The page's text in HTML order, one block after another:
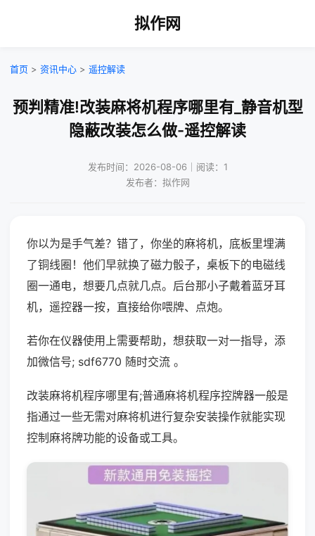
拟作网
首页 > 资讯中心 > 遥控解读
预判精准!改装麻将机程序哪里有_静音机型
隐蔽改装怎么做-遥控解读
发布时间：2026-08-06｜阅读：1
发布者：拟作网
你以为是手气差？错了，你坐的麻将机，底板里埋满
了铜线圈！他们早就换了磁力骰子，桌板下的电磁线
圈一通电，想要几点就几点。后台那小子戴着蓝牙耳
机，遥控器一按，直接给你喂牌、点炮。
若你在仪器使用上需要帮助，想获取一对一指导，添
加微信号; sdf6770 随时交流 。
改装麻将机程序哪里有;普通麻将机程序控牌器一般是
指通过一些无需对麻将机进行复杂安装操作就能实现
控制麻将牌功能的设备或工具。